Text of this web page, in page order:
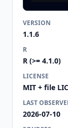
VERSION
1.1.6
R
R (>= 4.1.0)
LICENSE
MIT + file
LAST
2026-07-10